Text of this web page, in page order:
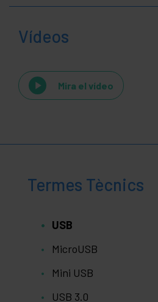
Vídeos
Mira el vídeo
Termes Tècnics
USB
MicroUSB
Mini USB
USB 3.0